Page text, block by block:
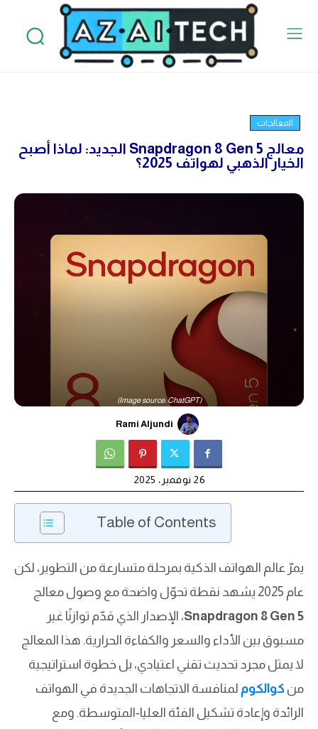
المعالجات
معالج Snapdragon 8 Gen 5 الجديد: لماذا أصبح
الخيار الذهبي لهواتف 2025؟
(Image source: ChatGPT)
Rami Aljundi
26 نوفمبر، 2025
Table of Contents
يمرّ عالم الهواتف الذكية بمرحلة متسارعة من التطوير، لكن
عام 2025 يشهد نقطة تحوّل واضحة مع وصول معالج
Snapdragon 8 Gen 5، الإصدار الذي قدّم توازنًا غير
مسبوق بين الأداء والسعر والكفاءة الحرارية. هذا المعالج
لا يمثل مجرد تحديث تقني اعتيادي، بل خطوة استراتيجية
من كوالكوم لمنافسة الاتجاهات الجديدة في الهواتف
الرائدة وإعادة تشكيل الفئة العليا-المتوسطة. ومع